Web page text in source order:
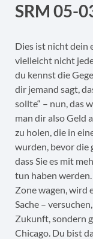
SRM 05-
Dies ist nicht dein
vielleicht nicht
du kennst die
dir jemand sagt,
sollte“ – nun, das
man dir also Geld
zu holen, die in
wurden, bevor die
dass Sie es mit
tun haben
Zone wagen, wird
Sache –
Zukunft, sondern
Chicago. Du bist